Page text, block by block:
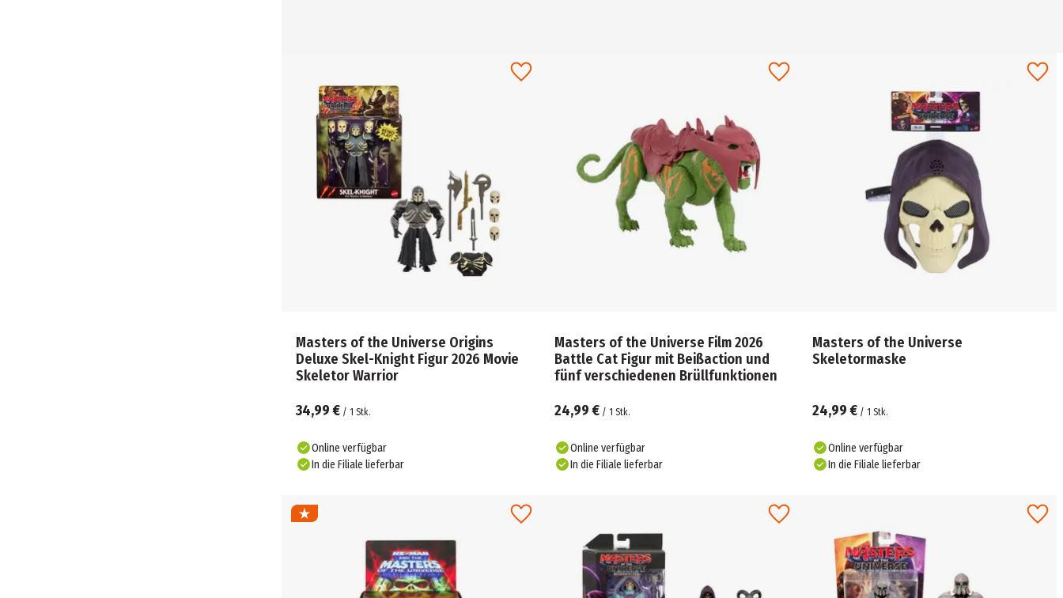
Masters of the Universe Origins
Deluxe Skel-Knight Figur 2026 Movie
Skeletor Warrior
34,99 € / 1 Stk.
Online verfügbar
In die Filiale lieferbar
Masters of the Universe Film 2026
Battle Cat Figur mit Beißaction und
fünf verschiedenen Brüllfunktionen
24,99 €/ 1 Stk.
Online verfügbar
In die Filiale lieferbar
Masters of the Universe
Skeletormaske
24,99 € / 1 Stk.
Online verfügbar
In die Filiale lieferbar